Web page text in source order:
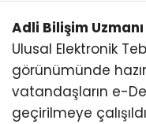
Adli Bilişim
Ulusal Elektronik
görünümünde
vatandaşların e-
geçirilmeye